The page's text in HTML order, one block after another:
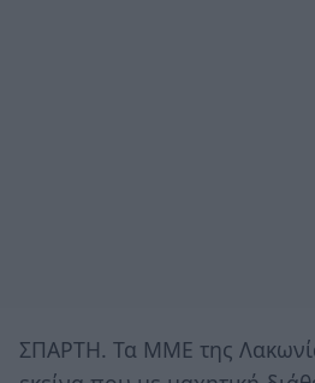
ΣΠΑΡΤΗ. Τα ΜΜΕ της